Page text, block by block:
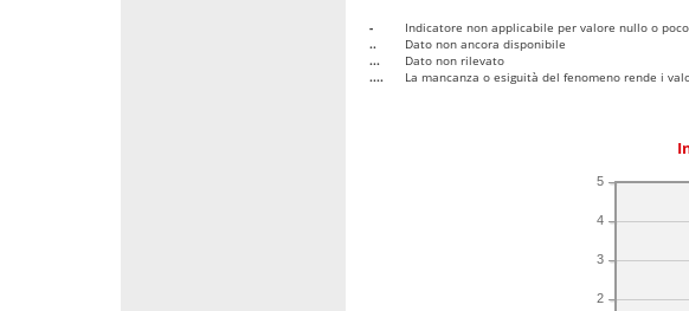
-
Indicatore non applicabile per valore nullo o
..
Dato non ancora disponibile
...
Dato non rilevato
....
La mancanza o esiguità del fenomeno rende i
2
3
4
5